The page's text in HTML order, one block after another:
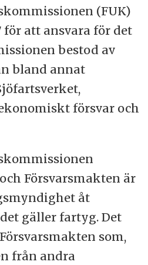
(FUK)
för att ansvara för det
bestod av
bland annat
försvar och
Försvarsmakten är
åt
gäller fartyg. Det
som,
från andra